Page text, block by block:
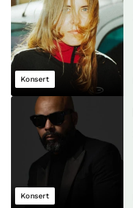
Konsert
Konsert